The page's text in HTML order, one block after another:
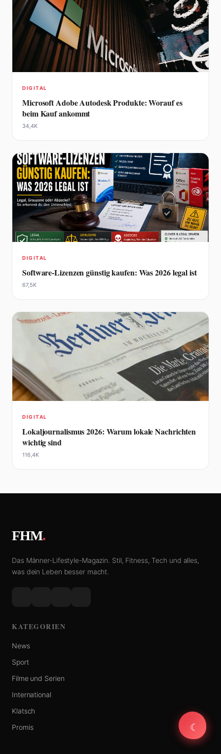
DIGITAL
Microsoft Adobe Autodesk Produkte: Worauf es
beim Kauf ankommt
34,4K
DIGITAL
Software-Lizenzen günstig kaufen: Was 2026 legal ist
67,5K
DIGITAL
Lokaljournalismus 2026: Warum lokale Nachrichten
wichtig sind
116,4K
FHM.
Das Männer-Lifestyle-Magazin. Stil, Fitness, Tech und alles,
was dein Leben besser macht.
KATEGORIEN
News
Sport
Filme und Serien
International
Klatsch
Promis
☾
☾